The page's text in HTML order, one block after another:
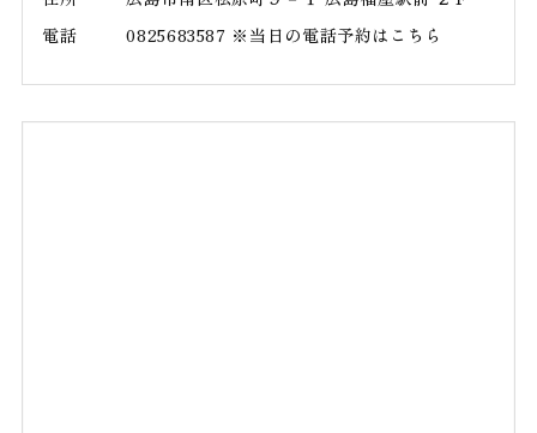
電話
0825683587 ※当日の電話予約はこちら